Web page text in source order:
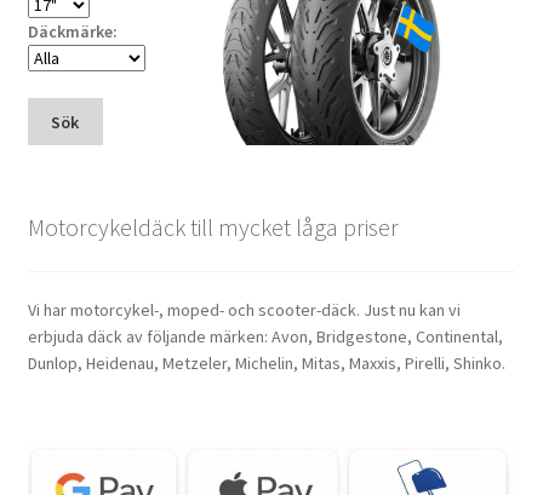
Däckmärke:
Sök
Motorcykeldäck till mycket låga priser
Vi har motorcykel-, moped- och scooter-däck. Just nu kan vi
erbjuda däck av följande märken: Avon, Bridgestone, Continental,
Dunlop, Heidenau, Metzeler, Michelin, Mitas, Maxxis, Pirelli, Shinko.